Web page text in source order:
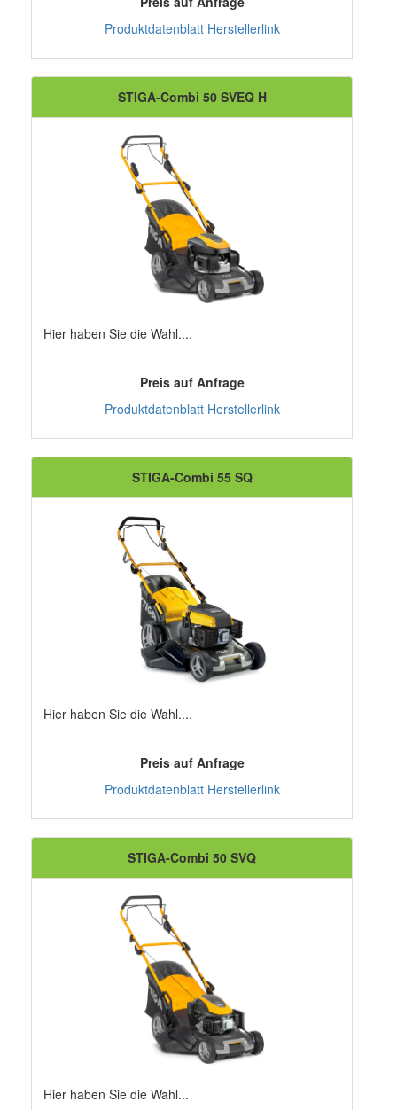
Produktdatenblatt Herstellerlink
STIGA-Combi 50 SVEQ H
Hier haben Sie die Wahl....
Preis auf Anfrage
Produktdatenblatt Herstellerlink
STIGA-Combi 55 SQ
Hier haben Sie die Wahl....
Preis auf Anfrage
Produktdatenblatt Herstellerlink
STIGA-Combi 50 SVQ
Hier haben Sie die Wahl...